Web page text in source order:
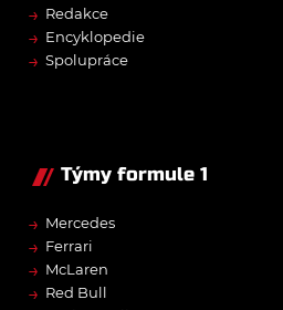
→ Redakce
→ Encyklopedie
→ Spolupráce
Týmy formule 1
→ Mercedes
→ Ferrari
→ McLaren
→ Red Bull